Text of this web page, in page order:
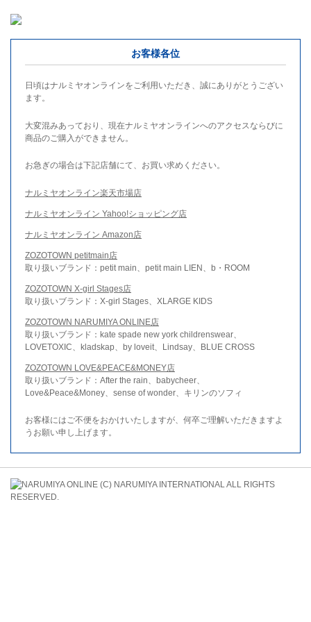
お客様各位
日頃はナルミヤオンラインをご利用いただき、誠にありがとうござい
ます。
大変混みあっており、現在ナルミヤオンラインへのアクセスならびに
商品のご購入ができません。
お急ぎの場合は下記店舗にて、お買い求めください。
ナルミヤオンライン楽天市場店
ナルミヤオンライン Yahoo!ショッピング店
ナルミヤオンライン Amazon店
ZOZOTOWN petitmain店
取り扱いブランド：petit main、petit main LIEN、b・ROOM
ZOZOTOWN X-girl Stages店
取り扱いブランド：X-girl Stages、XLARGE KIDS
ZOZOTOWN NARUMIYA ONLINE店
取り扱いブランド：kate spade new york childrenswear、
LOVETOXIC、kladskap、by loveit、Lindsay、BLUE CROSS
ZOZOTOWN LOVE&PEACE&MONEY店
取り扱いブランド：After the rain、babycheer、
Love&Peace&Money、sense of wonder、キリンのソフィ
お客様にはご不便をおかけいたしますが、何卒ご理解いただきますよ
うお願い申し上げます。